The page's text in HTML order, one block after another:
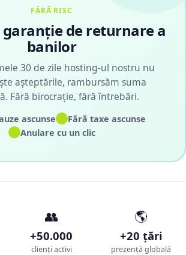
FĂRĂ RISC
garanție de returnare a
banilor
30 de zile hosting-ul nostru nu
așteptările, rambursăm suma
Fără birocrație, fără întrebări.
ascunse✓Fără taxe ascunse
✓Anulare cu un clic
👥
+50.000
clienți activi
🌎
+20 țări
prezență globală